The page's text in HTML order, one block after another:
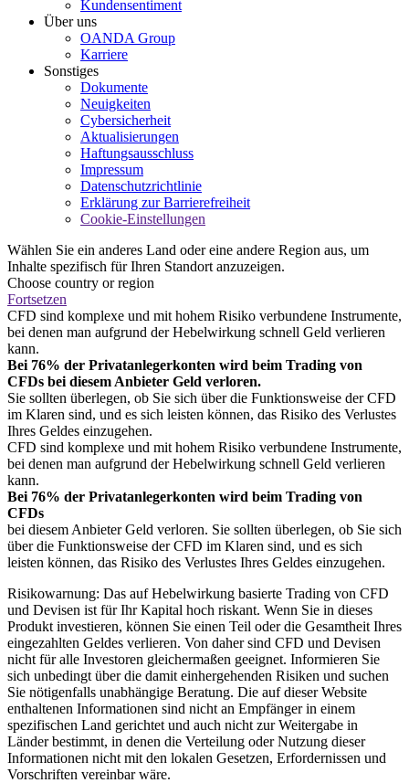
Kundensentiment
Über uns
OANDA Group
Karriere
Sonstiges
Dokumente
Neuigkeiten
Cybersicherheit
Aktualisierungen
Haftungsausschluss
Impressum
Datenschutzrichtlinie
Erklärung zur Barrierefreiheit
Cookie-Einstellungen
Wählen Sie ein anderes Land oder eine andere Region aus, um
Inhalte spezifisch für Ihren Standort anzuzeigen.
Choose country or region
Fortsetzen
CFD sind komplexe und mit hohem Risiko verbundene Instrumente,
bei denen man aufgrund der Hebelwirkung schnell Geld verlieren
kann.
Bei 76% der Privatanlegerkonten wird beim Trading von
CFDs bei diesem Anbieter Geld verloren.
Sie sollten überlegen, ob Sie sich über die Funktionsweise der CFD
im Klaren sind, und es sich leisten können, das Risiko des Verlustes
Ihres Geldes einzugehen.
CFD sind komplexe und mit hohem Risiko verbundene Instrumente,
bei denen man aufgrund der Hebelwirkung schnell Geld verlieren
kann.
Bei 76% der Privatanlegerkonten wird beim Trading von
CFDs
bei diesem Anbieter Geld verloren. Sie sollten überlegen, ob Sie sich
über die Funktionsweise der CFD im Klaren sind, und es sich
leisten können, das Risiko des Verlustes Ihres Geldes einzugehen.
Risikowarnung: Das auf Hebelwirkung basierte Trading von CFD
und Devisen ist für Ihr Kapital hoch riskant. Wenn Sie in dieses
Produkt investieren, können Sie einen Teil oder die Gesamtheit Ihres
eingezahlten Geldes verlieren. Von daher sind CFD und Devisen
nicht für alle Investoren gleichermaßen geeignet. Informieren Sie
sich unbedingt über die damit einhergehenden Risiken und suchen
Sie nötigenfalls unabhängige Beratung. Die auf dieser Website
enthaltenen Informationen sind nicht an Empfänger in einem
spezifischen Land gerichtet und auch nicht zur Weitergabe in
Länder bestimmt, in denen die Verteilung oder Nutzung dieser
Informationen nicht mit den lokalen Gesetzen, Erfordernissen und
Vorschriften vereinbar wäre.